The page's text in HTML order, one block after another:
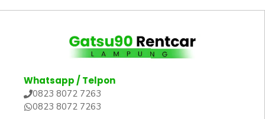
Whatsapp / Telpon
0823 8072 7263
0823 8072 7263